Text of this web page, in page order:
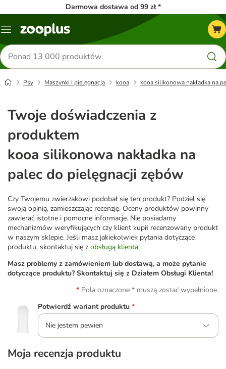
Darmowa dostawa od 99 zł *
Menu
Szukaj
produktów
Psy Maszynki i pielęgnacja kooa kooa silikonowa nakładka na
Twoje doświadczenia z
produktem
kooa silikonowa nakładka na
palec do pielęgnacji zębów
Czy Twojemu zwierzakowi podobał się ten produkt? Podziel się
swoją opinią, zamieszczając recenzję. Oceny produktów powinny
zawierać istotne i pomocne informacje. Nie posiadamy
mechanizmów weryfikujących czy klient kupił recenzowany produkt
w naszym sklepie. Jeśli masz jakiekolwiek pytania dotyczące
produktu, skontaktuj się z obsługą klienta .
Masz problemy z zamówieniem lub dostawą, a może pytanie
dotyczące produktu? Skontaktuj się z Działem Obsługi Klienta!
Pola oznaczone * muszą zostać wypełnione.
Potwierdź wariant produktu *
Nie jestem pewien
Moja recenzja produktu